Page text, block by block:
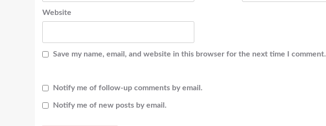
Website
Save my name, email, and website in this browser for the next time I comment.
Notify me of follow-up comments by email.
Notify me of new posts by email.